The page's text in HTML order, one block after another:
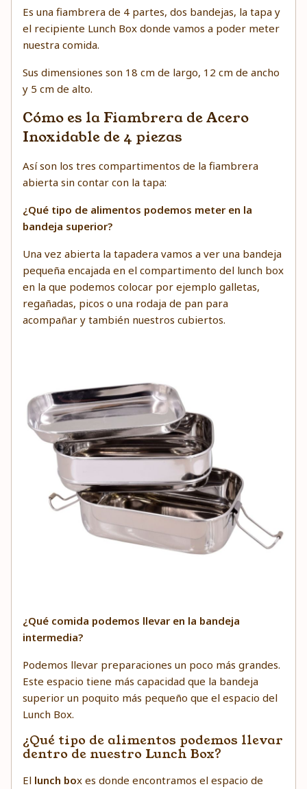
Es una fiambrera de 4 partes, dos bandejas, la tapa y
el recipiente Lunch Box donde vamos a poder meter
nuestra comida.
Sus dimensiones son 18 cm de largo, 12 cm de ancho
y 5 cm de alto.
Cómo es la Fiambrera de Acero
Inoxidable de 4 piezas
Así son los tres compartimentos de la fiambrera
abierta sin contar con la tapa:
¿Qué tipo de alimentos podemos meter en la
bandeja superior?
Una vez abierta la tapadera vamos a ver una bandeja
pequeña encajada en el compartimento del lunch box
en la que podemos colocar por ejemplo galletas,
regañadas, picos o una rodaja de pan para
acompañar y también nuestros cubiertos.
¿Qué comida podemos llevar en la bandeja
intermedia?
Podemos llevar preparaciones un poco más grandes.
Este espacio tiene más capacidad que la bandeja
superior un poquito más pequeño que el espacio del
Lunch Box.
¿Qué tipo de alimentos podemos llevar
dentro de nuestro Lunch Box?
El lunch box es donde encontramos el espacio de